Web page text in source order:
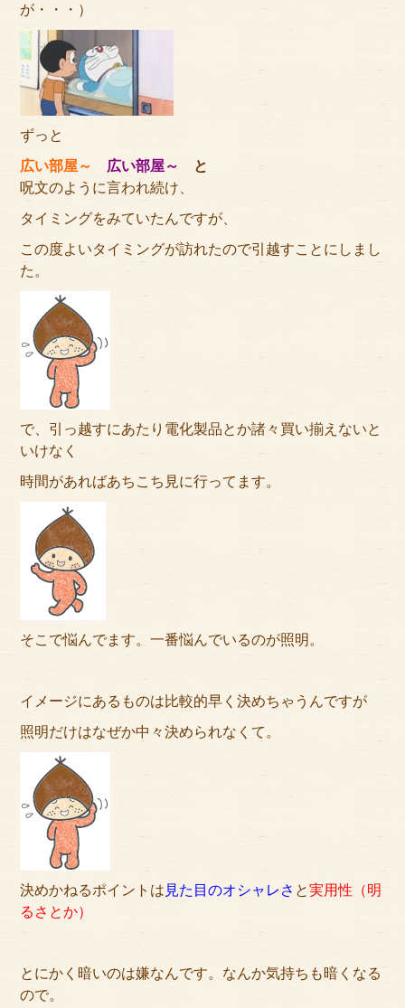
成人式特設ページ
お問い合わせ
お客様の声
プライバシーポリシー
サイトマップ
が・・・）
ずっと
広い部屋～
広い部屋～
と
呪文のように言われ続け、
タイミングをみていたんですが、
この度よいタイミングが訪れたので引越すことにしまし
た。
で、引っ越すにあたり電化製品とか諸々買い揃えないと
いけなく
時間があればあちこち見に行ってます。
そこで悩んでます。一番悩んでいるのが照明。
イメージにあるものは比較的早く決めちゃうんですが
照明だけはなぜか中々決められなくて。
決めかねるポイントは 見た目のオシャレさ と実用性（明
るさとか）
とにかく暗いのは嫌なんです。なんか気持ちも暗くなる
ので。